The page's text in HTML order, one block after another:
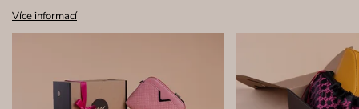
Více informací